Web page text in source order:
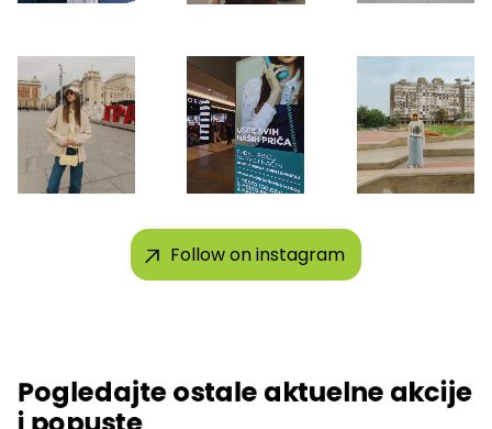
Follow on instagram
Pogledajte ostale aktuelne akcije